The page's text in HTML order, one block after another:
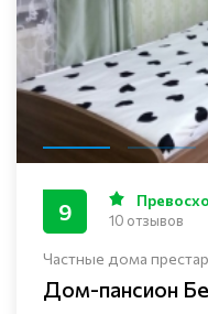
Частные дома
Дом-пансион
9 10 отзывов